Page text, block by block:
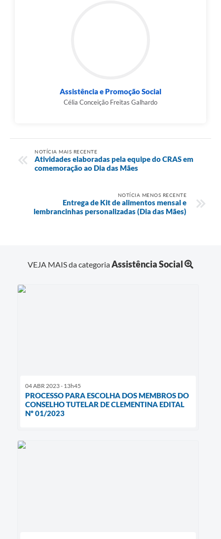
Assistência e Promoção Social
Célia Conceição Freitas Galhardo
NOTÍCIA MAIS RECENTE
Atividades elaboradas pela equipe do CRAS em
comemoração ao Dia das Mães
NOTÍCIA MENOS RECENTE
Entrega de Kit de alimentos mensal e
lembrancinhas personalizadas (Dia das Mães)
VEJA MAIS da categoriaAssistência Social
04 ABR 2023 - 13h45
PROCESSO PARA ESCOLHA DOS MEMBROS DO
CONSELHO TUTELAR DE CLEMENTINA EDITAL
Nº 01/2023